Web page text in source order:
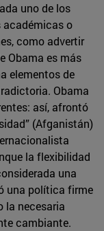
uno de los
o
como advertir
Obama es más
elementos de
Obama
así, afrontó
(Afganistán)
la flexibilidad
una
una política firme
la necesaria
cambiante.